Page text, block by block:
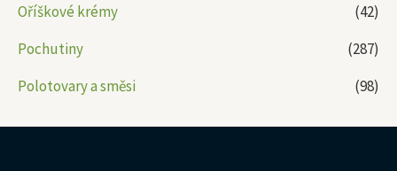
Oříškové krémy
(42)
Pochutiny
(287)
Polotovary a směsi
(98)